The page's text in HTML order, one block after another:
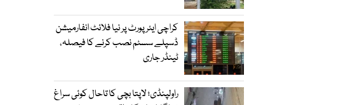
کراچی ایئرپورٹ پر نیا فلائٹ انفارمیشن
ڈسپلے سسٹم نصب کرنے کا فیصلہ،
ٹینڈر جاری
راولپنڈی؛ لاپتا بچی کا تاحال کوئی سراغ